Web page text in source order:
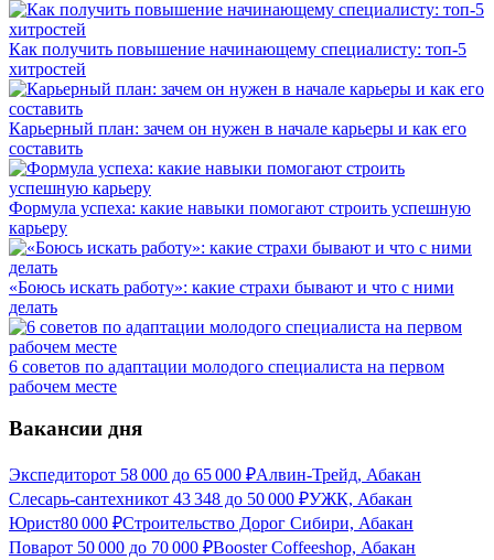
Как получить повышение начинающему специалисту: топ-5
хитростей
Карьерный план: зачем он нужен в начале карьеры и как его
составить
Формула успеха: какие навыки помогают строить успешную
карьеру
«Боюсь искать работу»: какие страхи бывают и что с ними
делать
6 советов по адаптации молодого специалиста на первом
рабочем месте
Вакансии дня
Экспедиторот 58 000 до 65 000 ₽Алвин-Трейд, Абакан
Слесарь-сантехникот 43 348 до 50 000 ₽УЖК, Абакан
Юрист80 000 ₽Строительство Дорог Сибири, Абакан
Поварот 50 000 до 70 000 ₽Booster Coffeeshop, Абакан